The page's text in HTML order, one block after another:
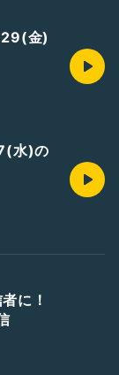
金)
水)の
に！